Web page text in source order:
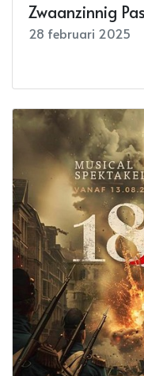
Zwaanzinnig
28 februari 2025